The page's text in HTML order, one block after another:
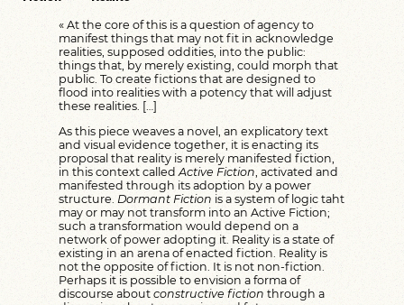
« At the core of this is a question of agency to
manifest things that may not fit in acknowledge
realities, supposed oddities, into the public:
things that, by merely existing, could morph that
public. To create fictions that are designed to
flood into realities with a potency that will adjust
these realities. […]
As this piece weaves a novel, an explicatory text
and visual evidence together, it is enacting its
proposal that reality is merely manifested fiction,
in this context calledActive Fiction , activated and
manifested through its adoption by a power
structure. Dormant Fiction is a system of logic taht
may or may not transform into an Active Fiction;
such a transformation would depend on a
network of power adopting it. Reality is a state of
existing in an arena of enacted fiction. Reality is
not the opposite of fiction. It is not non-fiction.
Perhaps it is possible to envision a forma of
discourse aboutconstructive fiction through a